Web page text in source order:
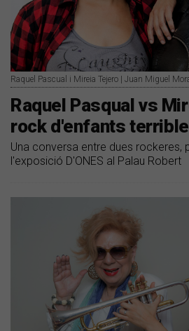
Raquel Pascual i Mireia Tejero | Juan Miguel
Raquel Pasqual vs
rock d'enfants
Una conversa entre dues rockeres,
l'exposició D'ONES al Palau Robert